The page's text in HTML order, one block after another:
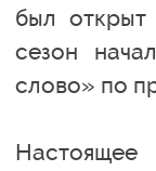
был
сезон
слово» по
Настоящее